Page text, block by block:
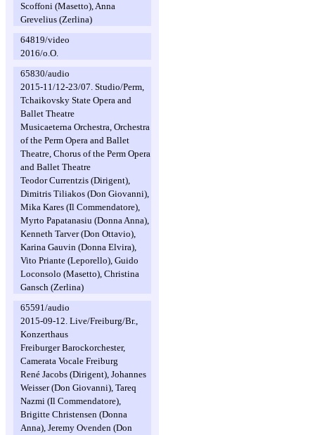
Scoffoni (Masetto), Anna
Grevelius (Zerlina)
64819/video
2016/o.O.
65830/audio
2015-11/12-23/07. Studio/Perm,
Tchaikovsky State Opera and
Ballet Theatre
Musicaeterna Orchestra, Orchestra
of the Perm Opera and Ballet
Theatre, Chorus of the Perm Opera
and Ballet Theatre
Teodor Currentzis (Dirigent),
Dimitris Tiliakos (Don Giovanni),
Mika Kares (Il Commendatore),
Myrto Papatanasiu (Donna Anna),
Kenneth Tarver (Don Ottavio),
Karina Gauvin (Donna Elvira),
Vito Priante (Leporello), Guido
Loconsolo (Masetto), Christina
Gansch (Zerlina)
65591/audio
2015-09-12. Live/Freiburg/Br.,
Konzerthaus
Freiburger Barockorchester,
Camerata Vocale Freiburg
René Jacobs (Dirigent), Johannes
Weisser (Don Giovanni), Tareq
Nazmi (Il Commendatore),
Brigitte Christensen (Donna
Anna), Jeremy Ovenden (Don